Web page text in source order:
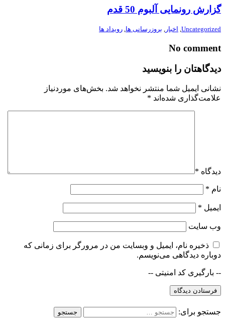
گزارش رونمایی آلبوم 50 قدم
Uncategorized
, اخبار , بروزرسانی ها, رویداد ها
No comment
دیدگاهتان را بنویسید
نشانی ایمیل شما منتشر نخواهد شد. بخش‌های موردنیاز
علامت‌گذاری شده‌اند *
دیدگاه *
نام *
ایمیل *
وب‌ سایت
ذخیره نام، ایمیل و وبسایت من در مرورگر برای زمانی که
دوباره دیدگاهی می‌نویسم.
-- بارگیری کد امنیتی --
جستجو برای: